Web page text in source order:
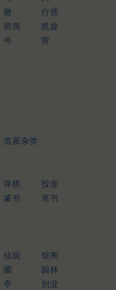
鞭
行营
简阅
凯旋
号
冑
道家杂类
弹棋
投壶
篆书
草书
仙观
馆阁
圃
园林
亭
别业